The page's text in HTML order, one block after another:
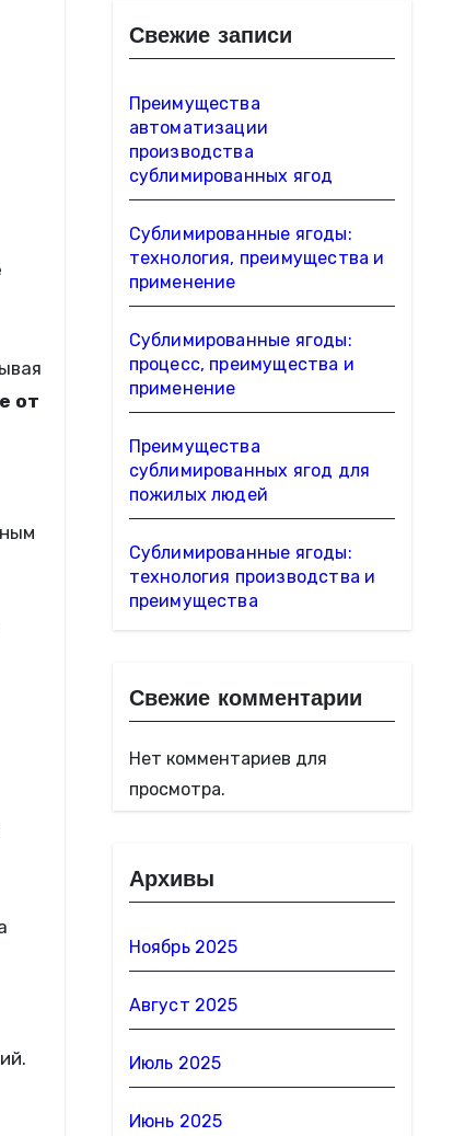
от
Свежие записи
Преимущества
автоматизации
производства
сублимированных ягод
Сублимированные ягоды:
технология, преимущества и
применение
Сублимированные ягоды:
процесс, преимущества и
применение
Преимущества
сублимированных ягод для
пожилых людей
Сублимированные ягоды:
технология производства и
преимущества
Свежие комментарии
Нет комментариев для
просмотра.
Архивы
Ноябрь 2025
Август 2025
Июль 2025
Июнь 2025